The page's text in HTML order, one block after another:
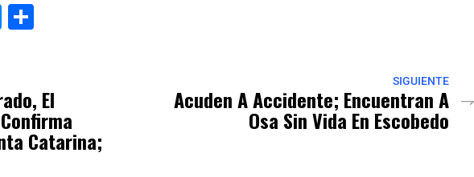
Messenger
El
Catarina;
SIGUIENTE
Acuden A Accidente; Encuentran A
Osa Sin Vida En Escobedo